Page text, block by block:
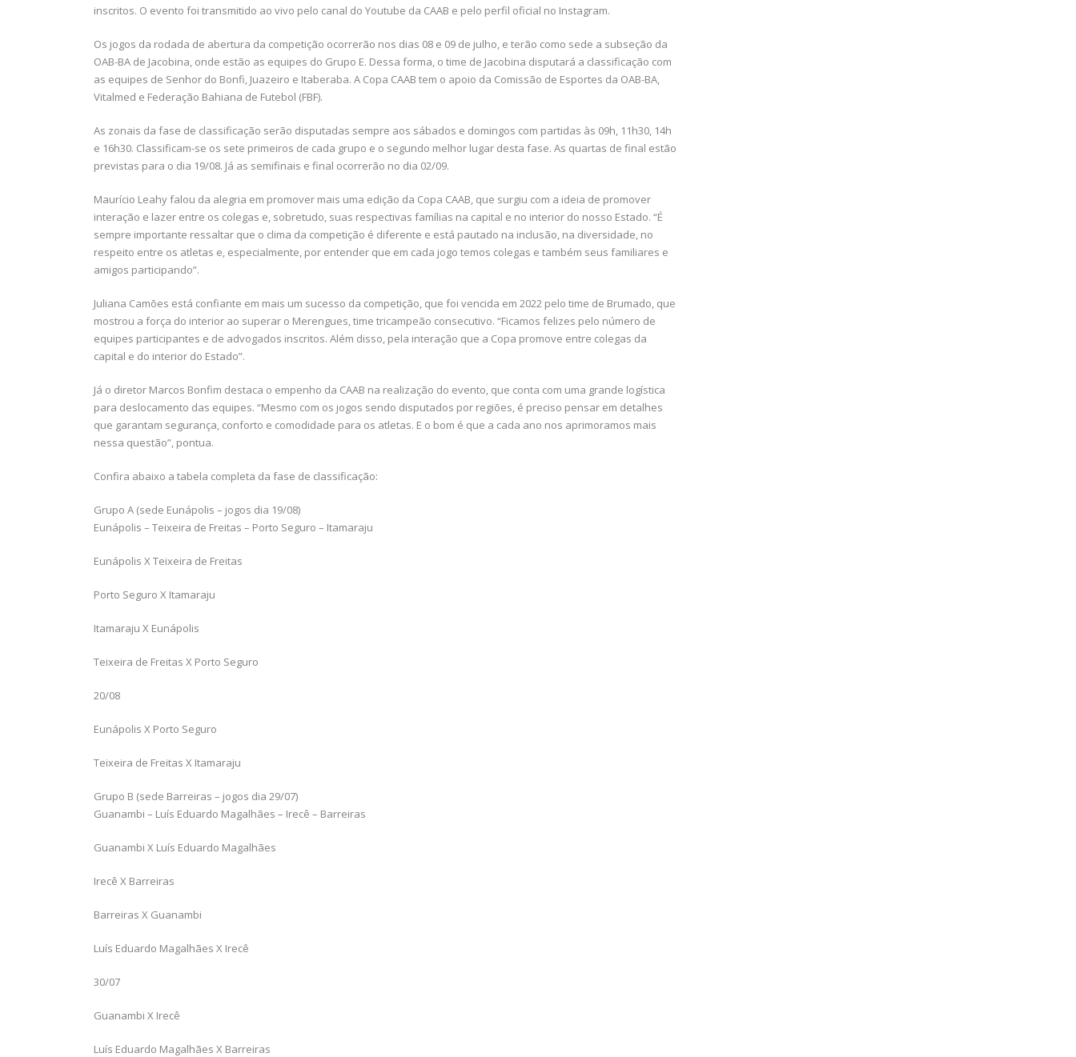
inscritos. O evento foi transmitido ao vivo pelo canal do Youtube da CAAB e pelo perfil oficial no Instagram.
Os jogos da rodada de abertura da competição ocorrerão nos dias 08 e 09 de julho, e terão como sede a subseção da
OAB-BA de Jacobina, onde estão as equipes do Grupo E. Dessa forma, o time de Jacobina disputará a classificação com
as equipes de Senhor do Bonfi, Juazeiro e Itaberaba. A Copa CAAB tem o apoio da Comissão de Esportes da OAB-BA,
Vitalmed e Federação Bahiana de Futebol (FBF).
As zonais da fase de classificação serão disputadas sempre aos sábados e domingos com partidas às 09h, 11h30, 14h
e 16h30. Classificam-se os sete primeiros de cada grupo e o segundo melhor lugar desta fase. As quartas de final estão
previstas para o dia 19/08. Já as semifinais e final ocorrerão no dia 02/09.
Maurício Leahy falou da alegria em promover mais uma edição da Copa CAAB, que surgiu com a ideia de promover
interação e lazer entre os colegas e, sobretudo, suas respectivas famílias na capital e no interior do nosso Estado. “É
sempre importante ressaltar que o clima da competição é diferente e está pautado na inclusão, na diversidade, no
respeito entre os atletas e, especialmente, por entender que em cada jogo temos colegas e também seus familiares e
amigos participando”.
Juliana Camões está confiante em mais um sucesso da competição, que foi vencida em 2022 pelo time de Brumado, que
mostrou a força do interior ao superar o Merengues, time tricampeão consecutivo. “Ficamos felizes pelo número de
equipes participantes e de advogados inscritos. Além disso, pela interação que a Copa promove entre colegas da
capital e do interior do Estado”.
Já o diretor Marcos Bonfim destaca o empenho da CAAB na realização do evento, que conta com uma grande logística
para deslocamento das equipes. “Mesmo com os jogos sendo disputados por regiões, é preciso pensar em detalhes
que garantam segurança, conforto e comodidade para os atletas. E o bom é que a cada ano nos aprimoramos mais
nessa questão”, pontua.
Confira abaixo a tabela completa da fase de classificação:
Grupo A (sede Eunápolis – jogos dia 19/08)
Eunápolis – Teixeira de Freitas – Porto Seguro – Itamaraju
Eunápolis X Teixeira de Freitas
Porto Seguro X Itamaraju
Itamaraju X Eunápolis
Teixeira de Freitas X Porto Seguro
20/08
Eunápolis X Porto Seguro
Teixeira de Freitas X Itamaraju
Grupo B (sede Barreiras – jogos dia 29/07)
Guanambi – Luís Eduardo Magalhães – Irecê – Barreiras
Guanambi X Luís Eduardo Magalhães
Irecê X Barreiras
Barreiras X Guanambi
Luís Eduardo Magalhães X Irecê
30/07
Guanambi X Irecê
Luís Eduardo Magalhães X Barreiras